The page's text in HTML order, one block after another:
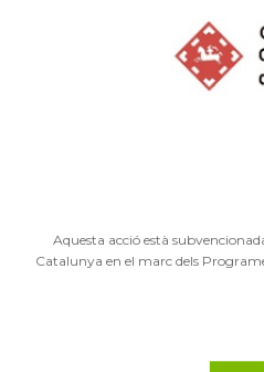
Aquesta acció està
Catalunya en el marc dels